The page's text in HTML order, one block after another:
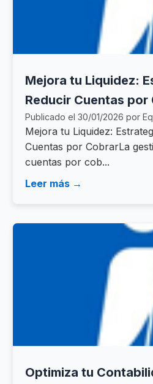
Mejora tu Liquidez:
Reducir Cuentas por
Publicado el 30/01/2026 por
Mejora tu Liquidez:
Cuentas por CobrarLa
cuentas por cob...
Leer más →
Optimiza tu